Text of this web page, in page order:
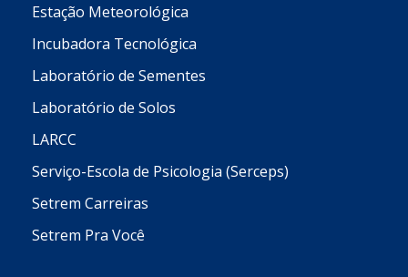
Estação Meteorológica
Incubadora Tecnológica
Laboratório de Sementes
Laboratório de Solos
LARCC
Serviço-Escola de Psicologia (Serceps)
Setrem Carreiras
Setrem Pra Você